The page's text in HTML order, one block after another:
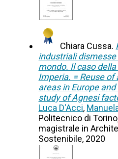
Chiara Cussa.
industriali dismesse
mondo. Il caso
Imperia. = Reuse
areas in Europe
study of Agnesi
Luca D'Acci,
Politecnico di
magistrale in
Sostenibile, 2020